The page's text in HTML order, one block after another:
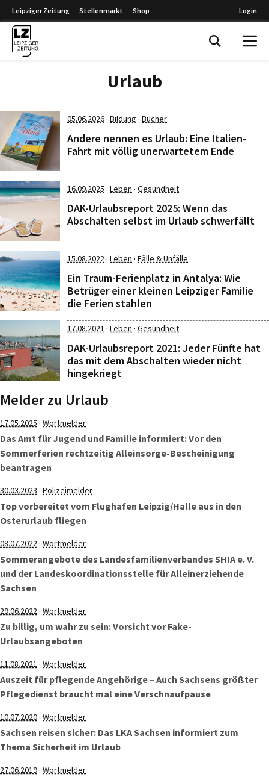
Leipziger Zeitung Stellenmarkt Shop Login
Urlaub
05.06.2026· Bildung · Bücher
Andere nennen es Urlaub: Eine Italien-
Fahrt mit völlig unerwartetem Ende
16.09.2025 · Leben · Gesundheit
DAK-Urlaubsreport 2025: Wenn das
Abschalten selbst im Urlaub schwerfällt
15.08.2022· Leben · Fälle & Unfälle
Ein Traum-Ferienplatz in Antalya: Wie
Betrüger einer kleinen Leipziger Familie
die Ferien stahlen
17.08.2021 · Leben · Gesundheit
DAK-Urlaubsreport 2021: Jeder Fünfte hat
das mit dem Abschalten wieder nicht
hingekriegt
Melder zu Urlaub
17.05.2025 · Wortmelder
Das Amt für Jugend und Familie informiert: Vor den
Sommerferien rechtzeitig Alleinsorge-Bescheinigung
beantragen
30.03.2023 · Polizeimelder
Top vorbereitet vom Flughafen Leipzig/Halle aus in den
Osterurlaub fliegen
08.07.2022· Wortmelder
Sommerangebote des Landesfamilienverbandes SHIA e. V.
und der Landeskoordinationsstelle für Alleinerziehende
Sachsen
29.06.2022· Wortmelder
Zu billig, um wahr zu sein: Vorsicht vor Fake-
Urlaubsangeboten
11.08.2021 · Wortmelder
Auszeit für pflegende Angehörige – Auch Sachsens größter
Pflegedienst braucht mal eine Verschnaufpause
10.07.2020· Wortmelder
Sachsen reisen sicher: Das LKA Sachsen informiert zum
Thema Sicherheit im Urlaub
27.06.2019· Wortmelder